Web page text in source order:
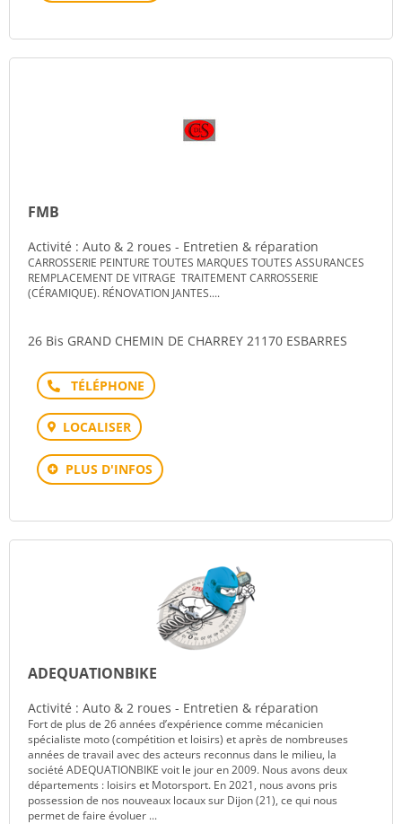
FMB
Activité : Auto & 2 roues - Entretien & réparation
CARROSSERIE PEINTURE TOUTES MARQUES TOUTES ASSURANCES
REMPLACEMENT DE VITRAGE TRAITEMENT CARROSSERIE
(CÉRAMIQUE). RÉNOVATION JANTES....
26 Bis GRAND CHEMIN DE CHARREY 21170 ESBARRES
Téléphone
LOCALISER
PLUS D'INFOS
ADEQUATIONBIKE
Activité : Auto & 2 roues - Entretien & réparation
Fort de plus de 26 années d’expérience comme mécanicien
spécialiste moto (compétition et loisirs) et après de nombreuses
années de travail avec des acteurs reconnus dans le milieu, la
société ADEQUATIONBIKE voit le jour en 2009. Nous avons deux
départements : loisirs et Motorsport. En 2021, nous avons pris
possession de nos nouveaux locaux sur Dijon (21), ce qui nous
permet de faire évoluer ...